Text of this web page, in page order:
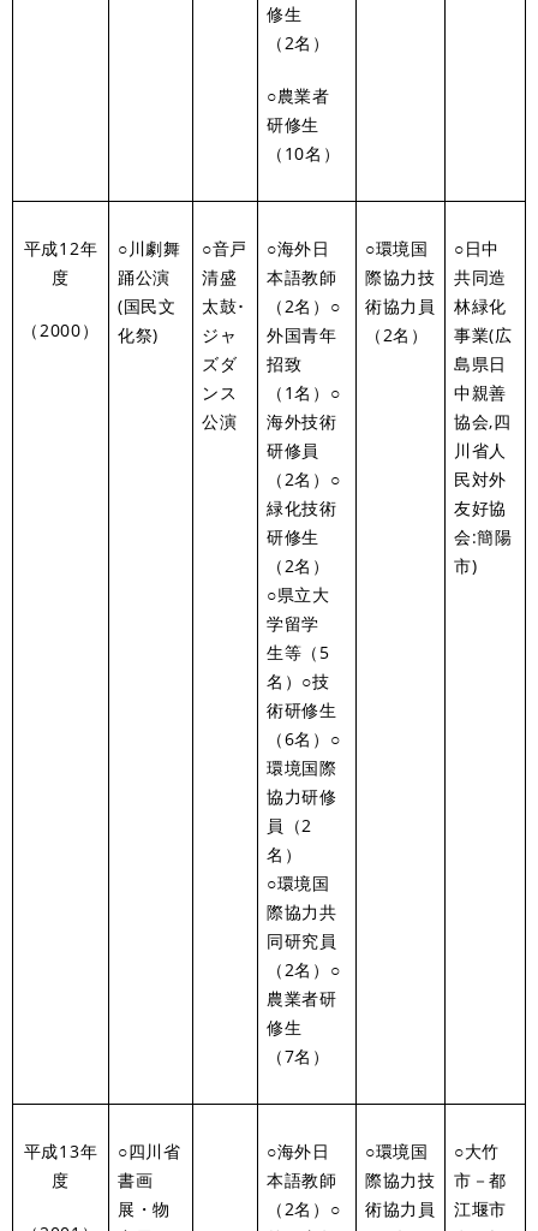
修生
（2名）
○農業者
研修生
（10名）
平成12年
度
（2000）
○川劇舞
踊公演
(国民文
化祭)
○音戸
清盛
太鼓･
ジャ
ズダ
ンス
公演
○海外日
本語教師
（2名）○
外国青年
招致
（1名）○
海外技術
研修員
（2名）○
緑化技術
研修生
（2名）
○県立大
学留学
生等（5
名）○技
術研修生
（6名）○
環境国際
協力研修
員（2
名）
○環境国
際協力共
同研究員
（2名）○
農業者研
修生
（7名）
○環境国
際協力技
術協力員
（2名）
○日中
共同造
林緑化
事業(広
島県日
中親善
協会,四
川省人
民対外
友好協
会:簡陽
市)
平成13年
度
○四川省
書画
展・物
○海外日
本語教師
（2名）○
○環境国
際協力技
術協力員
○大竹
市－都
江堰市